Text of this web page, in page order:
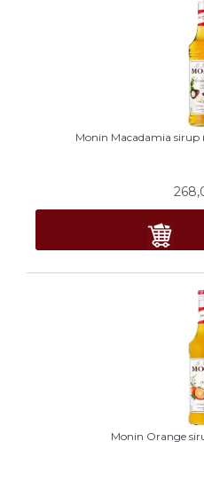
Monin Macadamia sirup
Monin Orange